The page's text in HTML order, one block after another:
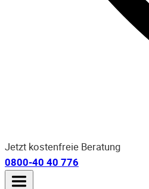
Jetzt kostenfreie Beratung
0800-40 40 776